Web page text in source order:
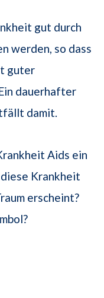
gut durch
werden, so dass
guter
dauerhafter
damit.
Aids ein
Krankheit
erscheint?